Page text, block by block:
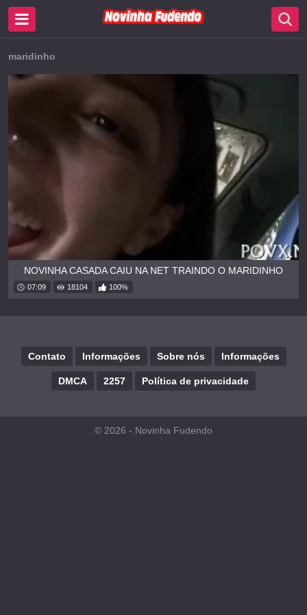
maridinho
NOVINHA CASADA CAIU NA NET TRAINDO O MARIDINHO
07:09 18104 100%
Contato Informações Sobre nós Informações
DMCA 2257 Política de privacidade
© 2026 - Novinha Fudendo